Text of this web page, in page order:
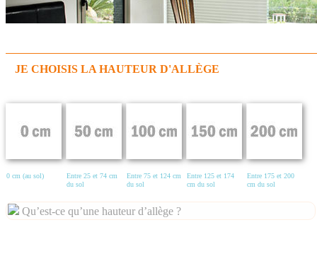
JE CHOISIS LA HAUTEUR D'ALLÈGE
0 cm (au sol)
Entre 25 et 74 cm
du sol
Entre 75 et 124 cm
du sol
Entre 125 et 174
cm du sol
Entre 175 et 200
cm du sol
Qu’est-ce qu’une hauteur d’allège ?